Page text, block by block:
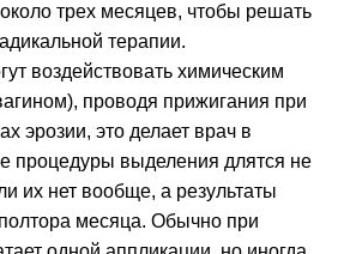
трех месяцев, чтобы решать
терапии.
воздействовать химическим
проводя прижигания при
эрозии, это делает врач в
процедуры выделения длятся не
их нет вообще, а результаты
месяца. Обычно при